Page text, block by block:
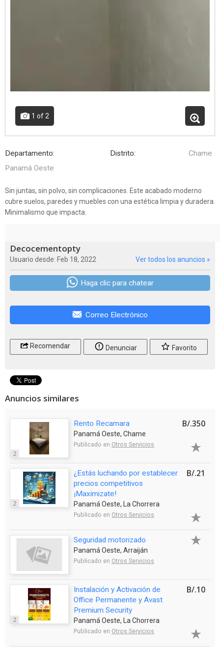
1 of 2
Departamento:
Panamá Oeste
Distrito: Chame
Sin juntas, sin polvo, sin complicaciones. Este acabado moderno
cubre suelos, paredes y muebles con una estética limpia y duradera.
Minimalismo que impacta.
Decocementopty
Usuario desde: Feb 18, 2022 Ver todos los anuncios »
Haga clic para chatear
Correo Electrónico
Recomendar Denunciar Favorito
Anuncios similares
2
Rento Recamara
Panamá Oeste, Chame
Publicado en Otros Servicios
B/.350
2
¿Estás luchando por establecer
precios competitivos
¡Maximizate!
Panamá Oeste, La Chorrera
Publicado en Otros Servicios
B/.21
Seguridad motorizado
Panamá Oeste, Arraiján
Publicado en Otros Servicios
2
Instalación y Activación de
Office Permanente y Avast
Premium Security
Panamá Oeste, La Chorrera
Publicado en Otros Servicios
B/.10